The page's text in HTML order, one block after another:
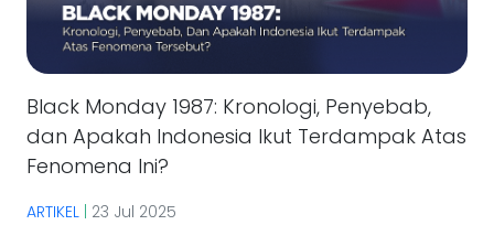
Black Monday 1987: Kronologi, Penyebab,
dan Apakah Indonesia Ikut Terdampak Atas
Fenomena Ini?
ARTIKEL | 23 Jul 2025